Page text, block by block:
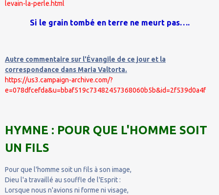
levain-la-perle.html
Si le grain tombé en terre ne meurt pas….
Autre commentaire sur l'Évangile de ce jour et la
correspondance dans Maria Valtorta.
https://us3.campaign-archive.com/?
e=078dfcefda&u=bbaf519c73482457368060b5b&id=2f539d0a4f
HYMNE : POUR QUE L'HOMME SOIT
UN FILS
Pour que l'homme soit un fils à son image,
Dieu l'a travaillé au souffle de l'Esprit :
Lorsque nous n'avions ni forme ni visage,